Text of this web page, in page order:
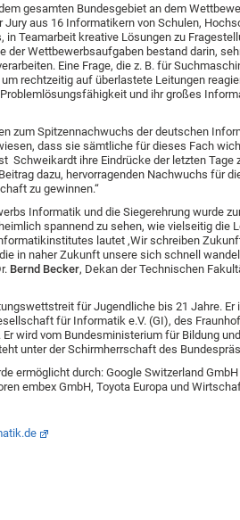
gesamten Bundesgebiet an dem
aus 16 Informatikern von Schulen,
Teamarbeit kreative Lösungen zu
der Wettbewerbsaufgaben bestand darin,
Eine Frage, die z. B. für
rechtzeitig auf überlastete Leitungen
und ihr großes
zum Spitzennachwuchs der deutschen
dass sie sämtliche für dieses Fach
Schweikardt ihre Eindrücke der letzten Tage
dazu, hervorragenden Nachwuchs für
zu gewinnen.“
Informatik und die Siegerehrung wurde
spannend zu sehen, wie vielseitig die
lautet ‚Wir schreiben
in naher Zukunft unsere sich schnell
Bernd Becker, Dekan der Technischen
für Jugendliche bis 21 Jahre. Er
für Informatik e.V. (GI), des
wird vom Bundesministerium für Bildung
unter der Schirmherrschaft des
ermöglicht durch: Google Switzerland
embex GmbH, Toyota Europa und